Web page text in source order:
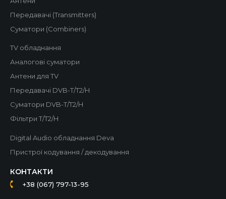
Передавачі (Transmitters)
Суматори (Combiners)
TV обладнання
Аналогові суматори
Антени для TV
Передавачі DVB-T/T2/H
Суматори DVB-T/T2/H
Фільтри T/T2/H
Digital Audio обладнання Deva
Пристрої кодування / декодування
КОНТАКТИ
+38 (067) 797-13-95